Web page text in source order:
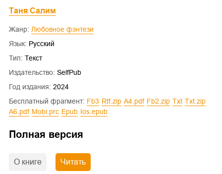
Таня Салим
Жанр:
Любовное фэнтези
Язык: Русский
Тип: Текст
Издательство: SelfPub
Год издания: 2024
Бесплатный фрагмент:
fb3 rtf.zip a4.pdf fb2.zip txt
txt.zip
a6.pdf
mobi.prc epub ios.epub
Полная версия
О книге Читать